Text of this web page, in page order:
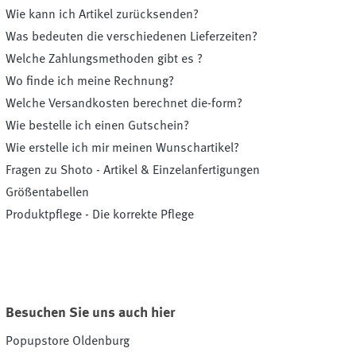
Wie kann ich Artikel zurücksenden?
Was bedeuten die verschiedenen Lieferzeiten?
Welche Zahlungsmethoden gibt es ?
Wo finde ich meine Rechnung?
Welche Versandkosten berechnet die-form?
Wie bestelle ich einen Gutschein?
Wie erstelle ich mir meinen Wunschartikel?
Fragen zu Shoto - Artikel & Einzelanfertigungen
Größentabellen
Produktpflege - Die korrekte Pflege
Besuchen Sie uns auch hier
Popupstore Oldenburg